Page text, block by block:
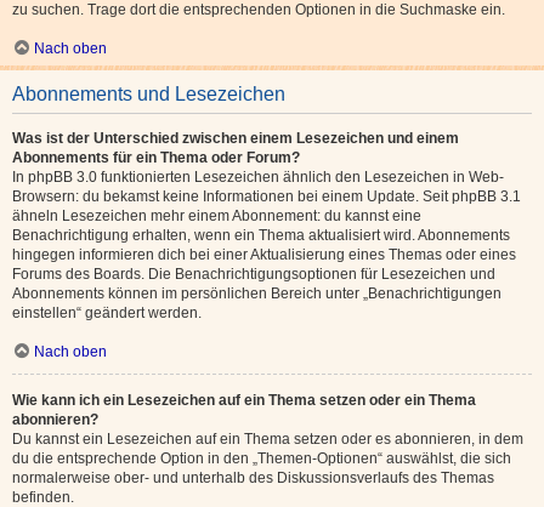
zu suchen. Trage dort die entsprechenden Optionen in die Suchmaske ein.
Nach oben
Abonnements und Lesezeichen
Was ist der Unterschied zwischen einem Lesezeichen und einem
Abonnements für ein Thema oder Forum?
In phpBB 3.0 funktionierten Lesezeichen ähnlich den Lesezeichen in Web-
Browsern: du bekamst keine Informationen bei einem Update. Seit phpBB 3.1
ähneln Lesezeichen mehr einem Abonnement: du kannst eine
Benachrichtigung erhalten, wenn ein Thema aktualisiert wird. Abonnements
hingegen informieren dich bei einer Aktualisierung eines Themas oder eines
Forums des Boards. Die Benachrichtigungsoptionen für Lesezeichen und
Abonnements können im persönlichen Bereich unter „Benachrichtigungen
einstellen“ geändert werden.
Nach oben
Wie kann ich ein Lesezeichen auf ein Thema setzen oder ein Thema
abonnieren?
Du kannst ein Lesezeichen auf ein Thema setzen oder es abonnieren, in dem
du die entsprechende Option in den „Themen-Optionen“ auswählst, die sich
normalerweise ober- und unterhalb des Diskussionsverlaufs des Themas
befinden.